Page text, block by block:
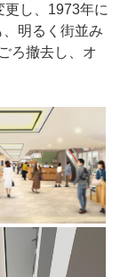
し、1973年に
明るく街並み
ろ撤去し、オ